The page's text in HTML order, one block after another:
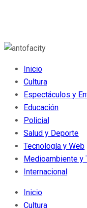
Inicio
Cultura
Espectáculos y
Educación
Policial
Salud y Deporte
Tecnología y Web
Medioambiente y
Internacional
Inicio
Cultura